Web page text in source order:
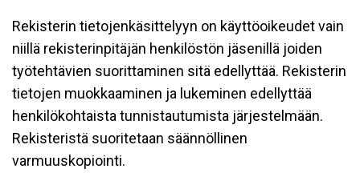
Rekisterin tietojenkäsittelyyn on käyttöoikeudet vain
niillä rekisterinpitäjän henkilöstön jäsenillä joiden
työtehtävien suorittaminen sitä edellyttää. Rekisterin
tietojen muokkaaminen ja lukeminen edellyttää
henkilökohtaista tunnistautumista järjestelmään.
Rekisteristä suoritetaan säännöllinen
varmuuskopiointi.